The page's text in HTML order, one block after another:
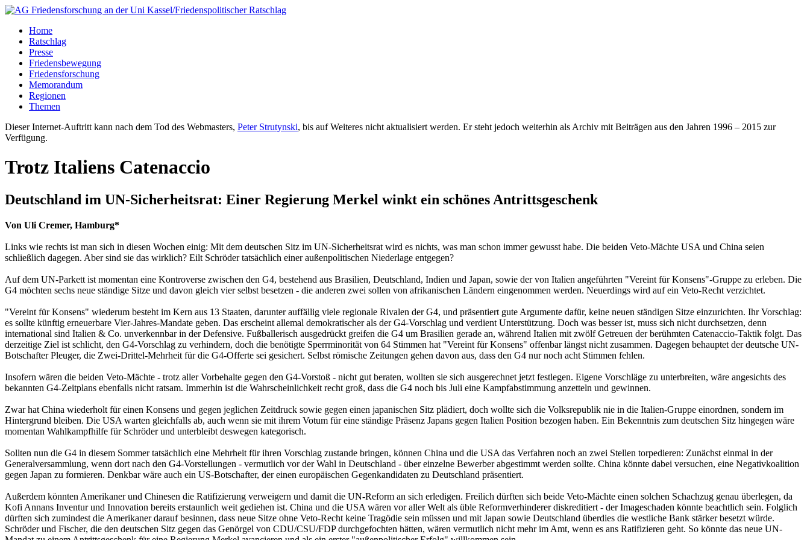
Home
Ratschlag
Presse
Friedensbewegung
Friedensforschung
Memorandum
Regionen
Themen
Dieser Internet-Auftritt kann nach dem Tod des Webmasters, Peter Strutynski, bis auf Weiteres nicht aktualisiert werden. Er steht jedoch weiterhin als Archiv mit Beiträgen aus den Jahren 1996 – 2015 zur
Verfügung.
Trotz Italiens Catenaccio
Deutschland im UN-Sicherheitsrat: Einer Regierung Merkel winkt ein schönes Antrittsgeschenk
Von Uli Cremer, Hamburg*
Links wie rechts ist man sich in diesen Wochen einig: Mit dem deutschen Sitz im UN-Sicherheitsrat wird es nichts, was man schon immer gewusst habe. Die beiden Veto-Mächte USA und China seien
schließlich dagegen. Aber sind sie das wirklich? Eilt Schröder tatsächlich einer außenpolitischen Niederlage entgegen?
Auf dem UN-Parkett ist momentan eine Kontroverse zwischen den G4, bestehend aus Brasilien, Deutschland, Indien und Japan, sowie der von Italien angeführten "Vereint für Konsens"-Gruppe zu erleben. Die
G4 möchten sechs neue ständige Sitze und davon gleich vier selbst besetzen - die anderen zwei sollen von afrikanischen Ländern eingenommen werden. Neuerdings wird auf ein Veto-Recht verzichtet.
"Vereint für Konsens" wiederum besteht im Kern aus 13 Staaten, darunter auffällig viele regionale Rivalen der G4, und präsentiert gute Argumente dafür, keine neuen ständigen Sitze einzurichten. Ihr Vorschlag:
es sollte künftig erneuerbare Vier-Jahres-Mandate geben. Das erscheint allemal demokratischer als der G4-Vorschlag und verdient Unterstützung. Doch was besser ist, muss sich nicht durchsetzen, denn
international sind Italien & Co. unverkennbar in der Defensive. Fußballerisch ausgedrückt greifen die G4 um Brasilien gerade an, während Italien mit zwölf Getreuen der berühmten Catenaccio-Taktik folgt. Das
derzeitige Ziel ist schlicht, den G4-Vorschlag zu verhindern, doch die benötigte Sperrminorität von 64 Stimmen hat "Vereint für Konsens" offenbar längst nicht zusammen. Dagegen behauptet der deutsche UN-
Botschafter Pleuger, die Zwei-Drittel-Mehrheit für die G4-Offerte sei gesichert. Selbst römische Zeitungen gehen davon aus, dass den G4 nur noch acht Stimmen fehlen.
Insofern wären die beiden Veto-Mächte - trotz aller Vorbehalte gegen den G4-Vorstoß - nicht gut beraten, wollten sie sich ausgerechnet jetzt festlegen. Eigene Vorschläge zu unterbreiten, wäre angesichts des
bekannten G4-Zeitplans ebenfalls nicht ratsam. Immerhin ist die Wahrscheinlichkeit recht groß, dass die G4 noch bis Juli eine Kampfabstimmung anzetteln und gewinnen.
Zwar hat China wiederholt für einen Konsens und gegen jeglichen Zeitdruck sowie gegen einen japanischen Sitz plädiert, doch wollte sich die Volksrepublik nie in die Italien-Gruppe einordnen, sondern im
Hintergrund bleiben. Die USA warten gleichfalls ab, auch wenn sie mit ihrem Votum für eine ständige Präsenz Japans gegen Italien Position bezogen haben. Ein Bekenntnis zum deutschen Sitz hingegen wäre
momentan Wahlkampfhilfe für Schröder und unterbleibt deswegen kategorisch.
Sollten nun die G4 in diesem Sommer tatsächlich eine Mehrheit für ihren Vorschlag zustande bringen, können China und die USA das Verfahren noch an zwei Stellen torpedieren: Zunächst einmal in der
Generalversammlung, wenn dort nach den G4-Vorstellungen - vermutlich vor der Wahl in Deutschland - über einzelne Bewerber abgestimmt werden sollte. China könnte dabei versuchen, eine Negativkoalition
gegen Japan zu formieren. Denkbar wäre auch ein US-Botschafter, der einen europäischen Gegenkandidaten zu Deutschland präsentiert.
Außerdem könnten Amerikaner und Chinesen die Ratifizierung verweigern und damit die UN-Reform an sich erledigen. Freilich dürften sich beide Veto-Mächte einen solchen Schachzug genau überlegen, da
Kofi Annans Inventur und Innovation bereits erstaunlich weit gediehen ist. China und die USA wären vor aller Welt als üble Reformverhinderer diskreditiert - der Imageschaden könnte beachtlich sein. Folglich
dürften sich zumindest die Amerikaner darauf besinnen, dass neue Sitze ohne Veto-Recht keine Tragödie sein müssen und mit Japan sowie Deutschland überdies die westliche Bank stärker besetzt würde.
Schröder und Fischer, die den deutschen Sitz gegen das Genörgel von CDU/CSU/FDP durchgefochten hätten, wären vermutlich nicht mehr im Amt, wenn es ans Ratifizieren geht. So könnte das neue UN-